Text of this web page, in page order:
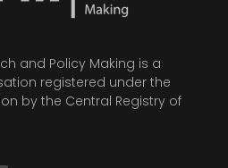
and Policy Making is a
registered under the
by the Central Registry of